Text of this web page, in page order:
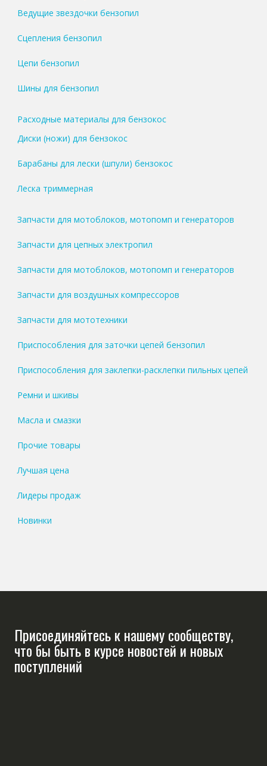
Ведущие звездочки бензопил
Сцепления бензопил
Цепи бензопил
Шины для бензопил
Расходные материалы для бензокос
Диски (ножи) для бензокос
Барабаны для лески (шпули) бензокос
Леска триммерная
Запчасти для мотоблоков, мотопомп и генераторов
Запчасти для цепных электропил
Запчасти для мотоблоков, мотопомп и генераторов
Запчасти для воздушных компрессоров
Запчасти для мототехники
Приспособления для заточки цепей бензопил
Приспособления для заклепки-расклепки пильных цепей
Ремни и шкивы
Масла и смазки
Прочие товары
Лучшая цена
Лидеры продаж
Новинки
Присоединяйтесь к нашему сообществу,
что бы быть в курсе новостей и новых
поступлений